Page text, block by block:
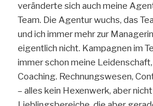
veränderte sich auch meine
Team. Die Agentur wuchs, das
und ich immer mehr zur
eigentlich nicht. Kampagnen im
immer schon meine
Coaching. Rechnungswesen,
– alles kein Hexenwerk, aber